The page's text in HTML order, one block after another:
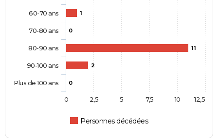
1
0
11
2
0
Personnes décédées
60-70 ans
70-80 ans
80-90 ans
90-100 ans
Plus de 100 ans
0 10
2,5 5 7,5 12,5